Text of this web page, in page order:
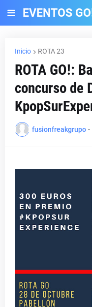
EVENTOS
Inicio ROTA 23
ROTA GO!:
concurso de
fusionfreakgrupo -